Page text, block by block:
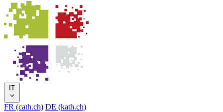
IT
FR (cath.ch) DE (kath.ch)